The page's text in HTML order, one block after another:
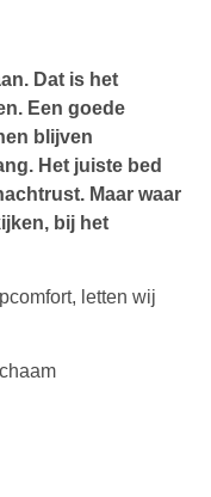
Dat is het
Een goede
blijven
Het juiste bed
Maar waar
bij het
letten wij